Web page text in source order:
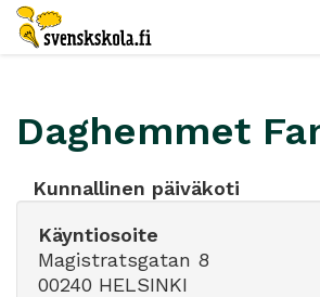
Daghemmet
Kunnallinen päiväkoti
Käyntiosoite
Magistratsgatan 8
00240 HELSINKI